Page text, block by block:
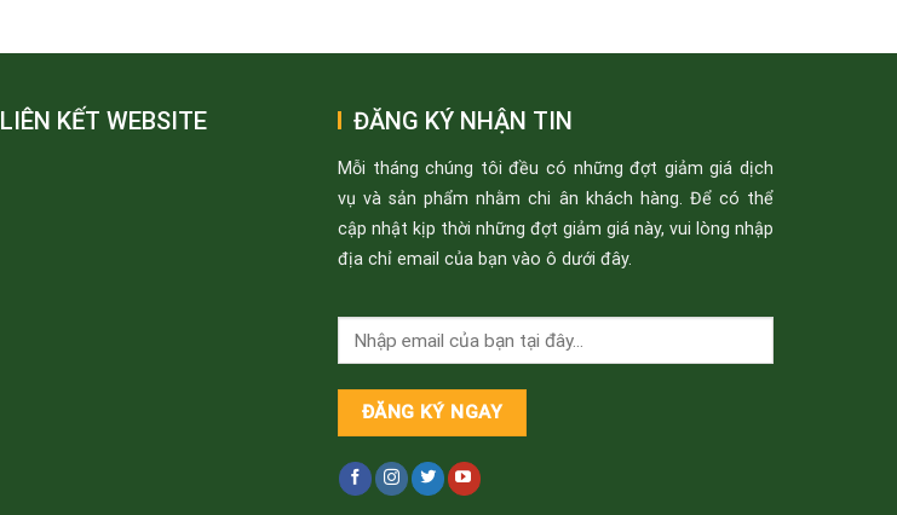
LIÊN KẾT WEBSITE ĐĂNG KÝ NHẬN TIN
Mỗi tháng chúng tôi đều có những đợt giảm giá dịch
vụ và sản phẩm nhằm chi ân khách hàng. Để có thể
cập nhật kịp thời những đợt giảm giá này, vui lòng nhập
địa chỉ email của bạn vào ô dưới đây.